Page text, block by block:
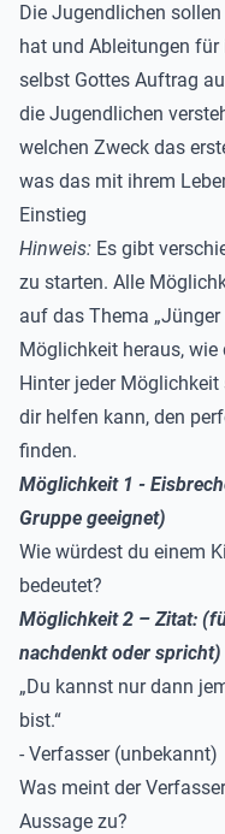
Die Jugendlichen
hat und Ableitungen für
selbst Gottes Auftrag
die Jugendlichen
welchen Zweck das
was das mit ihrem
Einstieg
Hinweis: Es gibt
zu starten. Alle
auf das Thema „Jünger
Möglichkeit heraus,
Hinter jeder Möglichkeit
dir helfen kann, den
finden.
Möglichkeit 1 -
Gruppe geeignet)
Wie würdest du einem
bedeutet?
Möglichkeit 2 – Zitat:
nachdenkt oder spricht)
„Du kannst nur dann
bist.“
- Verfasser (unbekannt)
Was meint der
Aussage zu?